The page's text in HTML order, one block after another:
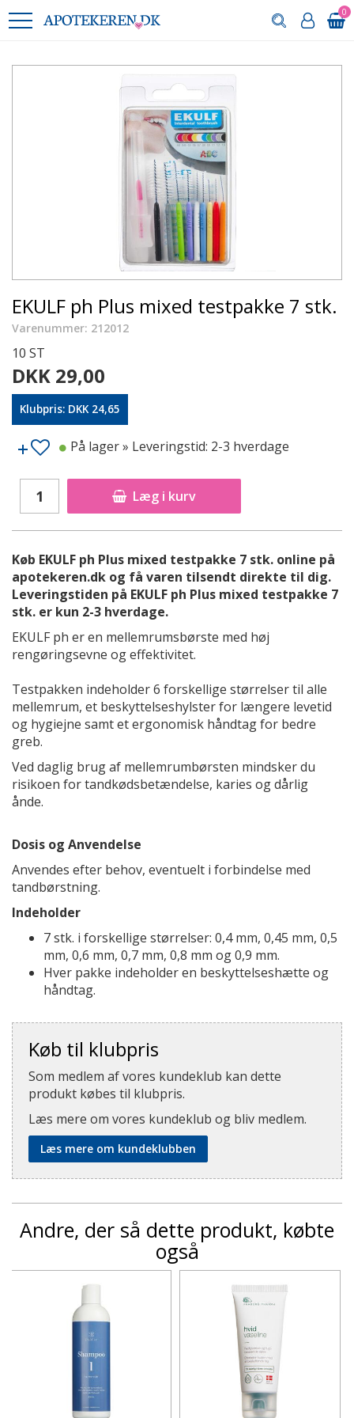
0
EKULF ph Plus mixed testpakke 7 stk.
Varenummer: 212012
10 ST
DKK 29,00
Klubpris: DKK 24,65
Læg i kurv
På lager» Leveringstid: 2-3 hverdage
Køb EKULF ph Plus mixed testpakke 7 stk. online på
apotekeren.dk og få varen tilsendt direkte til dig.
Leveringstiden på EKULF ph Plus mixed testpakke 7
stk. er kun 2-3 hverdage.
EKULF ph er en mellemrumsbørste med høj
rengøringsevne og effektivitet.
Testpakken indeholder 6 forskellige størrelser til alle
mellemrum, et beskyttelseshylster for længere levetid
og hygiejne samt et ergonomisk håndtag for bedre
greb.
Ved daglig brug af mellemrumbørsten mindsker du
risikoen for tandkødsbetændelse, karies og dårlig
ånde.
Dosis og Anvendelse
Anvendes efter behov, eventuelt i forbindelse med
tandbørstning.
Indeholder
7 stk. i forskellige størrelser: 0,4 mm, 0,45 mm, 0,5
mm, 0,6 mm, 0,7 mm, 0,8 mm og 0,9 mm.
Hver pakke indeholder en beskyttelseshætte og
håndtag.
Køb til klubpris
Som medlem af vores kundeklub kan dette
produkt købes til klubpris.
Læs mere om vores kundeklub og bliv medlem.
Læs mere om kundeklubben
Andre, der så dette produkt, købte
også